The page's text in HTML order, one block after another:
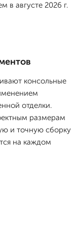
в августе 2026 г.
консольные
отделки.
размерам
и точную сборку
на каждом